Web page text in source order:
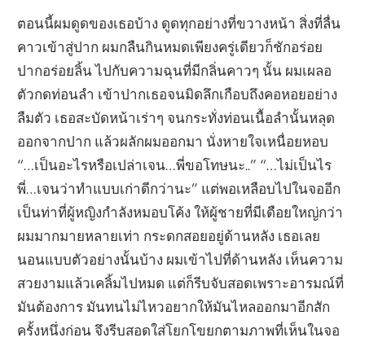
ตอนนี้ผมดูดของเธอบ้าง ดูดทุกอย่างที่ขวางหน้า สิ่งที่ลื่น
คาวเข้าสู่ปาก ผมกลืนกินหมดเพียงครู่เดียวก็ชักอร่อย
ปากอร่อยลิ้น ไปกับความฉุนที่มีกลิ่นคาวๆ นั้น ผมเผลอ
ตัวกดท่อนลำ เข้าปากเธอจนมิดลึกเกือบถึงคอหอยอย่าง
ลืมตัว เธอสะบัดหน้าเร่าๆ จนกระทั่งท่อนเนื้อลำนั้นหลุด
ออกจากปาก แล้วผลักผมออกมา นั่งหายใจเหนื่อยหอบ
“…เป็นอะไรหรือเปล่าเจน…พี่ขอโทษนะ..” “…ไม่เป็นไร
พี่…เจนว่าทำแบบเก่าดีกว่านะ” แต่พอเหลือบไปในจออีก
เป็นท่าที่ผู้หญิงกำลังหมอบโค้ง ให้ผู้ชายที่มีเดือยใหญ่กว่า
ผมมากมายหลายเท่า กระดกสอยอยู่ด้านหลัง เธอเลย
นอนแบบตัวอย่างนั้นบ้าง ผมเข้าไปที่ด้านหลัง เห็นความ
สวยงามแล้วเคลิ้มไปหมด แต่ก็รีบจับสอดเพราะอารมณ์ที่
มันต้องการ มันทนไม่ไหวอยากให้มันไหลออกมาอีกสัก
ครั้งหนึ่งก่อน จึงรีบสอดใส่โยกโขยกตามภาพที่เห็นในจอ